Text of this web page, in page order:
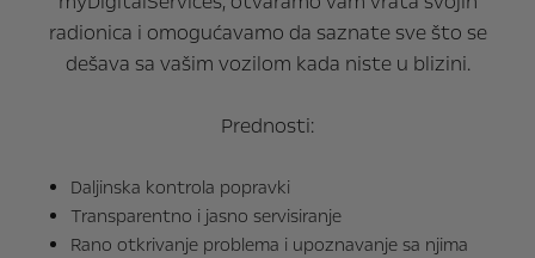
radionica i omogućavamo da saznate sve što se
dešava sa vašim vozilom kada niste u blizini.
Prednosti:
Daljinska kontrola popravki
Transparentno i jasno servisiranje
Rano otkrivanje problema i upoznavanje sa njima